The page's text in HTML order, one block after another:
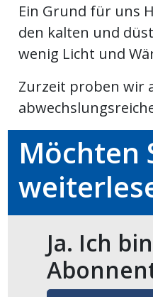
offizielle
Mitteilungen
Ein Grund für uns
den kalten und
wenig Licht und
Zurzeit proben wir
Möchten
Ja. Ich bin